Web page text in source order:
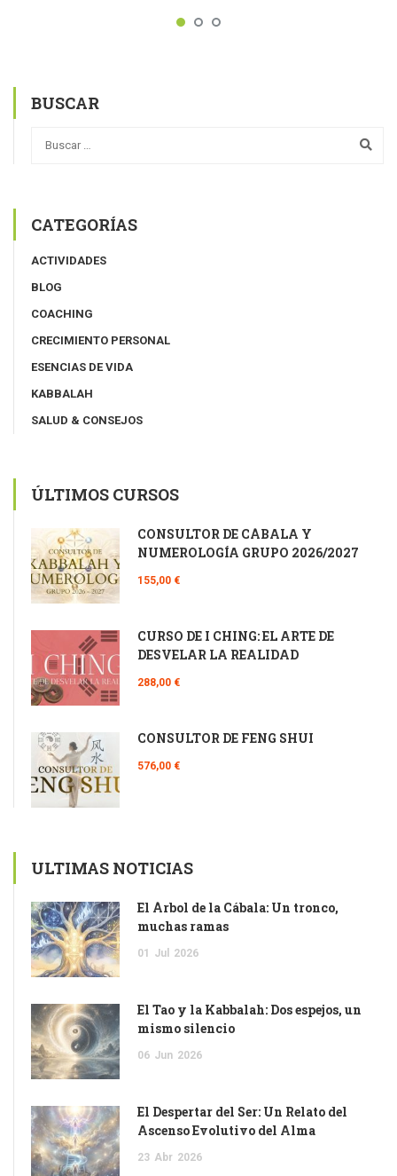
BUSCAR
CATEGORÍAS
ACTIVIDADES
BLOG
COACHING
CRECIMIENTO PERSONAL
ESENCIAS DE VIDA
KABBALAH
SALUD & CONSEJOS
ÚLTIMOS CURSOS
CONSULTOR DE CÁBALA Y
NUMEROLOGÍA GRUPO 2026/2027
155,00 €
CURSO DE I CHING: EL ARTE DE
DESVELAR LA REALIDAD
288,00 €
CONSULTOR DE FENG SHUI
576,00 €
ULTIMAS NOTICIAS
El Árbol de la Cábala: Un tronco,
muchas ramas
01 Jul 2026
El Tao y la Kabbalah: Dos espejos, un
mismo silencio
06 Jun 2026
El Despertar del Ser: Un Relato del
Ascenso Evolutivo del Alma
23 Abr 2026